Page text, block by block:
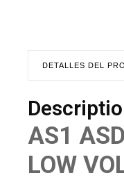
DETALLES DEL
AS1 ASD
LOW